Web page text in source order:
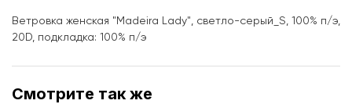
Ветровка женская "Madeira Lady", светло-серый_S, 100% п/э,
20D, подкладка: 100% п/э
Смотрите так же